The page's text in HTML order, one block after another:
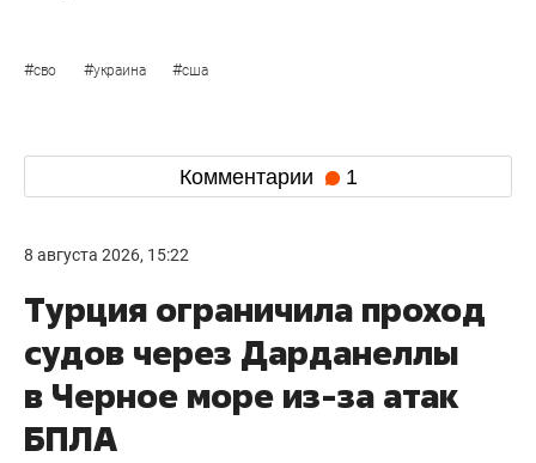
#сво #украина #сша
Комментарии 1
8 августа 2026, 15:22
Турция ограничила проход
судов через Дарданеллы
в Черное море из-за атак
БПЛА